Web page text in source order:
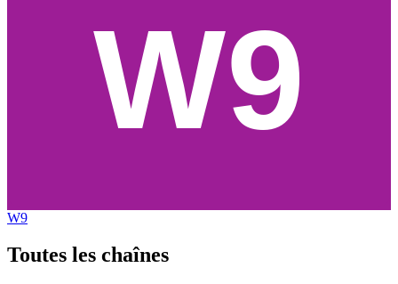
W9
Toutes les chaînes